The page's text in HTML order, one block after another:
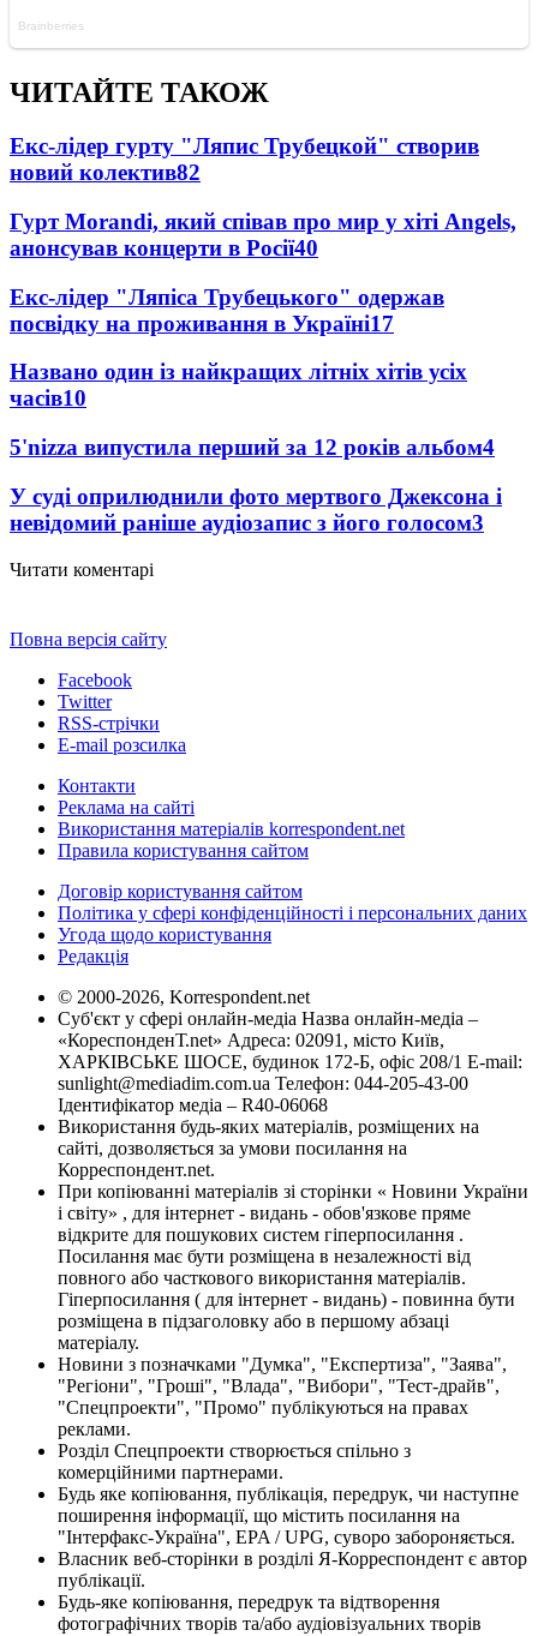
ЧИТАЙТЕ ТАКОЖ
Екс-лідер гурту "Ляпис Трубецкой" створив
новий колектив82
Гурт Morandi, який співав про мир у хіті Angels,
анонсував концерти в Росії40
Екс-лідер "Ляпіса Трубецького" одержав
посвідку на проживання в Україні17
Названо один із найкращих літніх хітів усіх
часів10
5'nizza випустила перший за 12 років альбом4
У суді оприлюднили фото мертвого Джексона і
невідомий раніше аудіозапис з його голосом3
Читати коментарі
Повна версія сайту
Facebook
Twitter
RSS-стрічки
E-mail розсилка
Контакти
Реклама на сайті
Використання матеріалів korrespondent.net
Правила користування сайтом
Договір користування сайтом
Політика у сфері конфіденційності і персональних даних
Угода щодо користування
Редакція
© 2000-2026, Korrespondent.net
Суб'єкт у сфері онлайн-медіа Назва онлайн-медіа –
«КореспонденТ.net» Адреса: 02091, місто Київ,
ХАРКІВСЬКЕ ШОСЕ, будинок 172-Б, офіс 208/1 E-mail:
sunlight@mediadim.com.ua Телефон: 044-205-43-00
Ідентифікатор медіа – R40-06068
Використання будь-яких матеріалів, розміщених на
сайті, дозволяється за умови посилання на
Корреспондент.net.
При копіюванні матеріалів зі сторінки « Новини України
і світу» , для інтернет - видань - обов'язкове пряме
відкрите для пошукових систем гіперпосилання .
Посилання має бути розміщена в незалежності від
повного або часткового використання матеріалів.
Гіперпосилання ( для інтернет - видань) - повинна бути
розміщена в підзаголовку або в першому абзаці
матеріалу.
Новини з позначками "Думка", "Експертиза", "Заява",
"Регіони", "Гроші", "Влада", "Вибори", "Тест-драйв",
"Спецпроекти", "Промо" публікуються на правах
реклами.
Розділ Спецпроекти створюється спільно з
комерційними партнерами.
Будь яке копіювання, публікація, передрук, чи наступне
поширення інформації, що містить посилання на
"Інтерфакс-Україна", EPA / UPG, суворо забороняється.
Власник веб-сторінки в розділі Я-Корреспондент є автор
публікації.
Будь-яке копіювання, передрук та відтворення
фотографічних творів та/або аудіовізуальних творів